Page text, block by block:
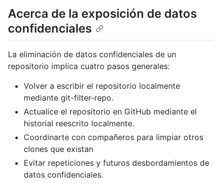
Acerca de la exposición de datos
confidenciales
La eliminación de datos confidenciales de un
repositorio implica cuatro pasos generales:
Volver a escribir el repositorio localmente
mediante git-filter-repo.
Actualice el repositorio en GitHub mediante el
historial reescrito localmente.
Coordinarte con compañeros para limpiar otros
clones que existan
Evitar repeticiones y futuros desbordamientos de
datos confidenciales.